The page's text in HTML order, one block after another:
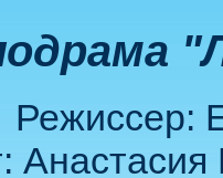
Режиссер: